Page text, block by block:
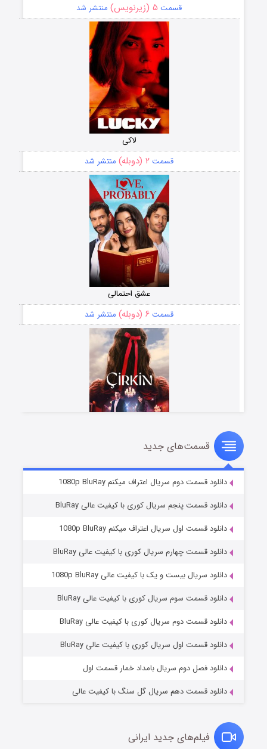
قسمت ۵ (زیرنویس) منتشر شد
لاکی
قسمت ۲ (دوبله) منتشر شد
عشق احتمالی
قسمت ۶ (دوبله) منتشر شد
سریال زشت
قسمت۵ (زیرنویس) منتشر شد
وستی ها
قسمت۱ (زیرنویس) منتشر شد
قسمت‌های جدید
دانلود قسمت دوم سریال اعتراف میکنم 1080p BluRay
دانلود قسمت پنجم سریال کوری با کیفیت عالی BluRay
دانلود قسمت اول سریال اعتراف میکنم 1080p BluRay
دانلود قسمت چهارم سریال کوری با کیفیت عالی BluRay
دانلود سریال بیست و یک با کیفیت عالی 1080p BluRay
دانلود قسمت سوم سریال کوری با کیفیت عالی BluRay
دانلود قسمت دوم سریال کوری با کیفیت عالی BluRay
دانلود قسمت اول سریال کوری با کیفیت عالی BluRay
دانلود فصل دوم سریال بامداد خمار قسمت اول
دانلود قسمت دهم سریال گل سنگ با کیفیت عالی
فیلم‌های جدید ایرانی